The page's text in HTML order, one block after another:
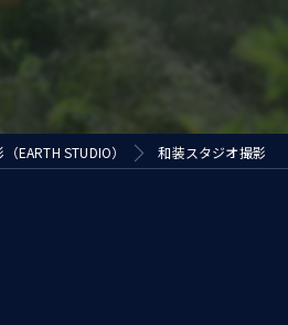
EARTH STUDIO） 和装スタジオ撮影